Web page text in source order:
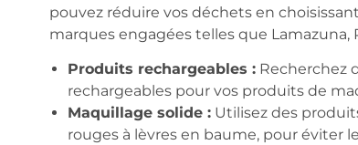
pouvez réduire vos déchets en
marques engagées telles que Lamazuna,
Produits rechargeables :Recherchez
rechargeables pour vos produits de
Maquillage solide :Utilisez des
rouges à lèvres en baume, pour éviter